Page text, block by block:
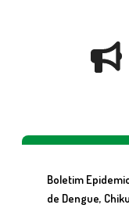
Boletim
de Dengue,